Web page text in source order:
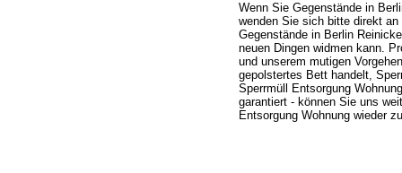
Wenn Sie Gegenstände in
wenden Sie sich bitte direkt
Gegenstände in Berlin
neuen Dingen widmen kann.
und unserem mutigen
gepolstertes Bett handelt,
Sperrmüll Entsorgung
garantiert - können Sie uns
Entsorgung Wohnung wieder